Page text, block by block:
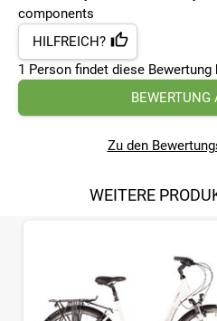
components
HILFREICH?
1 Person findet diese
BEWERTUNG
Zu den
WEITERE